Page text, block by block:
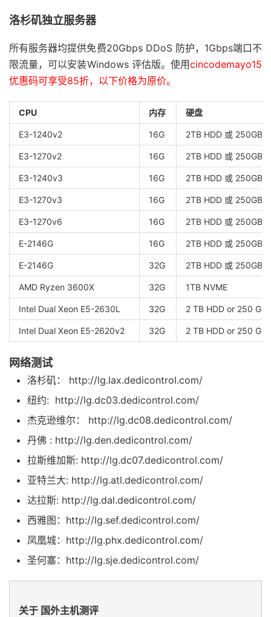
洛杉矶独立服务器
所有服务器均提供免费20Gbps DDoS 防护，1Gbps端口不
限流量，可以安装Windows 评估版。使用cincodemayo15
优惠码可享受85折，以下价格为原价。
CPU 内存 硬盘
E3-1240v2 16G 2TB HDD 或 250GB
E3-1270v2 16G 2TB HDD 或 250GB
E3-1240v3 16G 2TB HDD 或 250GB
E3-1270v3 16G 2TB HDD 或 250GB
E3-1270v6 16G 2TB HDD 或 250GB
E-2146G 16G 2TB HDD 或 250GB
E-2146G 32G 2TB HDD 或 250GB
AMD Ryzen 3600X 32G 1TB NVME
Intel Dual Xeon E5-2630L 32G 2 TB HDD or 250 GB
Intel Dual Xeon E5-2620v2 32G 2 TB HDD or 250 GB
网络测试
洛杉矶： http://lg.lax.dedicontrol.com/
纽约: http://lg.dc03.dedicontrol.com/
杰克逊维尔： http://lg.dc08.dedicontrol.com/
丹佛 : http://lg.den.dedicontrol.com/
拉斯维加斯: http://lg.dc07.dedicontrol.com/
亚特兰大: http://lg.atl.dedicontrol.com/
达拉斯: http://lg.dal.dedicontrol.com/
西雅图：http://lg.sef.dedicontrol.com/
凤凰城：http://lg.phx.dedicontrol.com/
圣何塞：http://lg.sje.dedicontrol.com/
关于 国外主机测评